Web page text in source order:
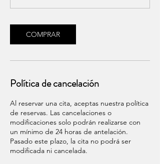
COMPRAR
Política de cancelación
Al reservar una cita, aceptas nuestra política
de reservas. Las cancelaciones o
modificaciones solo podrán realizarse con
un mínimo de 24 horas de antelación.
Pasado este plazo, la cita no podrá ser
modificada ni cancelada.